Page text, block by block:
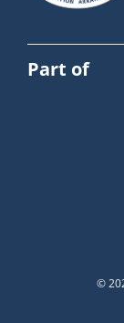
Part of
©